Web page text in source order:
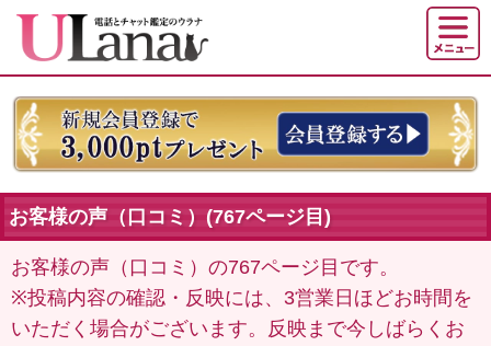
お客様の声（口コミ）(767ページ目)
お客様の声（口コミ）の767ページ目です。
※投稿内容の確認・反映には、3営業日ほどお時間を
いただく場合がございます。反映まで今しばらくお